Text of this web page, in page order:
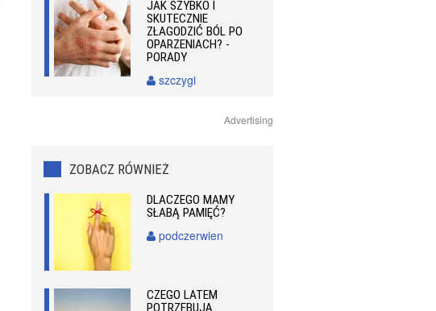
JAK SZYBKO I
SKUTECZNIE
ZŁAGODZIĆ BÓL PO
OPARZENIACH? -
PORADY
szczygi
Advertising
ZOBACZ RÓWNIEŻ
DLACZEGO MAMY
SŁABĄ PAMIĘĆ?
podczerwien
CZEGO LATEM
POTRZEBUJĄ